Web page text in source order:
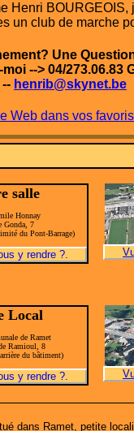
Henri
un club de marche
Une
--> 04/273.06.83
henrib@skynet.be
Web dans vos
salle
Honnay
Gonda, 7
du Pont-Barrage)
y rendre ?.
Local
de Ramet
Ramioul, 8
du bâtiment)
y rendre ?.
dans Ramet, petite